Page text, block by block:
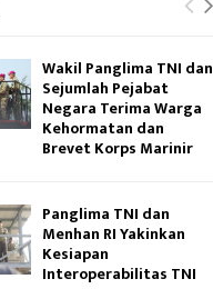
Wakil Panglima TNI dan
Sejumlah Pejabat
Negara Terima Warga
Kehormatan dan
Brevet Korps Marinir
Panglima TNI dan
Menhan RI Yakinkan
Kesiapan
Interoperabilitas TNI